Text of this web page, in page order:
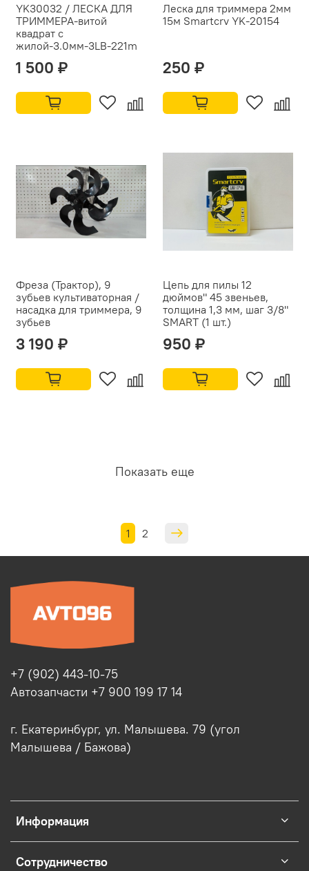
YK30032 / ЛЕСКА ДЛЯ
ТРИММЕРА-витой
квадрат с
жилой-3.0мм-3LB-221m
1 500 ₽
Леска для триммера 2мм
15м Smartcrv YK-20154
250 ₽
Фреза (Трактор), 9
зубьев культиваторная /
насадка для триммера, 9
зубьев
3 190 ₽
Цепь для пилы 12
дюймов" 45 звеньев,
толщина 1,3 мм, шаг 3/8"
SMART (1 шт.)
950 ₽
Показать еще
1 2
Информация
Сотрудничество
+7 (902) 443-10-75
Автозапчасти +7 900 199 17 14
г. Екатеринбург, ул. Малышева. 79 (угол
Малышева / Бажова)